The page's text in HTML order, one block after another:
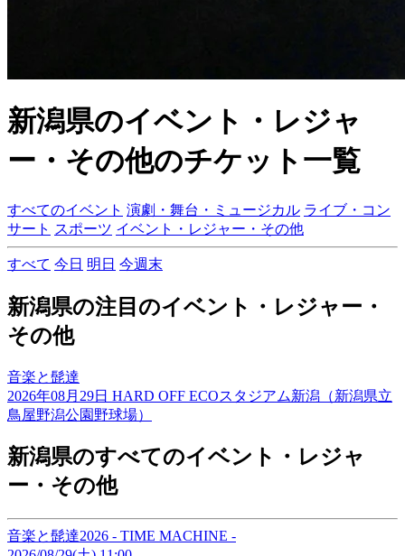
新潟県のイベント・レジャ
ー・その他のチケット一覧
すべてのイベント 演劇・舞台・ミュージカル ライブ・コン
サート スポーツ イベント・レジャー・その他
すべて 今日 明日 今週末
新潟県の注目のイベント・レジャー・
その他
音楽と髭達
2026年08月29日 HARD OFF ECOスタジアム新潟（新潟県立
鳥屋野潟公園野球場）
新潟県のすべてのイベント・レジャ
ー・その他
音楽と髭達2026 - TIME MACHINE -